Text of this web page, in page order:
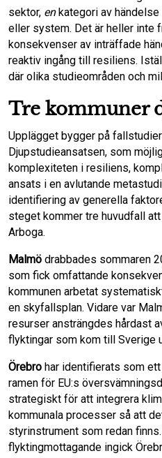
sektor, enkategori av händelse
eller system. Det är heller inte
konsekvenser av inträffade
reaktiv ingång till resiliens.
där olika studieområden och
Tre kommuner
Upplägget bygger på
Djupstudieansatsen, som
komplexiteten i resiliens,
ansats i en avlutande
identifiering av generella
steget kommer tre huvudfall
Arboga.
Malmö drabbades sommaren
som fick omfattande
kommunen arbetat
en skyfallsplan. Vidare var
resurser ansträngdes hårdast
flyktingar som kom till Sverige
Örebro har identifierats som
ramen för EU:s
strategiskt för att integrera
kommunala processer så att
styrinstrument som redan
flyktingmottagande ingick